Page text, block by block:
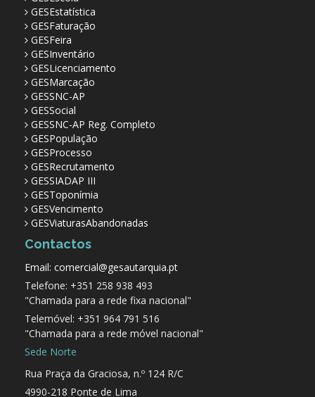
GESEstatística
GESFaturação
GESFeira
GESInventário
GESLicenciamento
GESMarcação
GESSNC-AP
GESSocial
GESSNC-AP Reg. Completo
GESPopulação
GESProcesso
GESRecrutamento
GESSIADAP III
GESToponímia
GESVencimento
GESViaturasAbandonadas
Contactos
Email: comercial@gesautarquia.pt
Telefone: +351 258 938 493
"Chamada para a rede fixa nacional"
Telemóvel: +351 964 791 516
"Chamada para a rede móvel nacional"
Sede Norte
Rua Praça da Graciosa, n.º 124 R/C
4990-218 Ponte de Lima